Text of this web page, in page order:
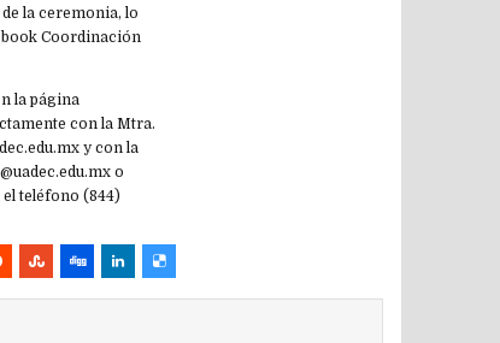
la ceremonia, lo
Coordinación
la página
con la Mtra.
y con la
o
teléfono (844)